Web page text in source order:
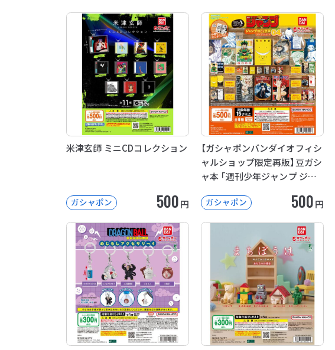
米津玄師 ミニCDコレクション
ガシャポン 500円
【ガシャポンバンダイオフィシ
ャルショップ限定再販】豆ガシ
ャ本 「週刊少年ジャンプ ジャ
04ガシャポン 500円